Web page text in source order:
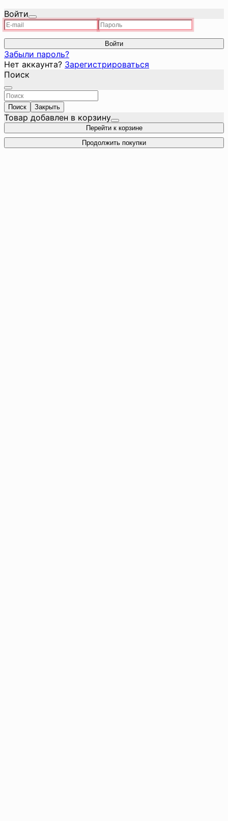
Войти
Войти
Забыли пароль?
Нет аккаунта? Зарегистрироваться
Поиск
Поиск Закрыть
Товар добавлен в корзину
Перейти к корзине
Продолжить покупки